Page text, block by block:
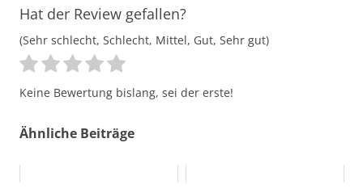
Hat der Review gefallen?
(Sehr schlecht, Schlecht, Mittel, Gut, Sehr gut)
Keine Bewertung bislang, sei der erste!
Ähnliche Beiträge